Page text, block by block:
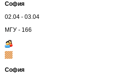
София
02.04 - 03.04
МГУ - 166
София